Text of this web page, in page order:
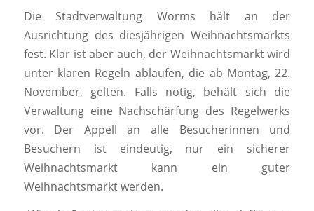
Die Stadtverwaltung Worms hält an der
Ausrichtung des diesjährigen Weihnachtsmarkts
fest. Klar ist aber auch, der Weihnachtsmarkt wird
unter klaren Regeln ablaufen, die ab Montag, 22.
November, gelten. Falls nötig, behält sich die
Verwaltung eine Nachschärfung des Regelwerks
vor. Der Appell an alle Besucherinnen und
Besuchern ist eindeutig, nur ein sicherer
Weihnachtsmarkt kann ein guter
Weihnachtsmarkt werden.